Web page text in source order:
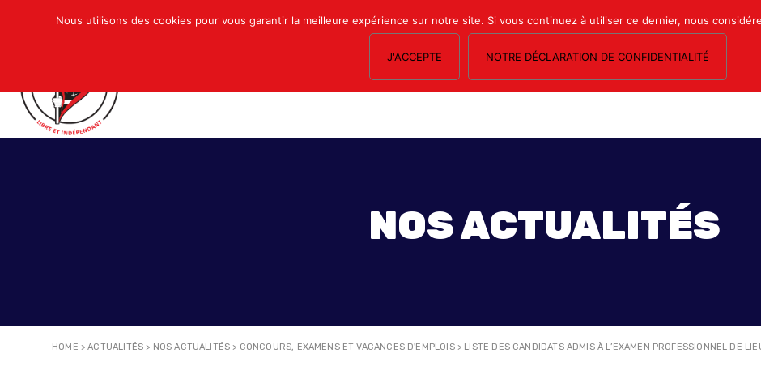
NOS SECTIONS LE MAGAZINE ESPACE ADHÉRENTS FORMATION SYNDICALE
NOS ACTUALITÉS
HOME >ACTUALITÉS > NOS ACTUALITÉS > CONCOURS, EXAMENS ET VACANCES D'EMPLOIS> LISTE DES CANDIDATS ADMIS À L’EXAMEN PROFESSIONNEL DE
Nous utilisons des cookies pour vous garantir la meilleure expérience sur notre site. Si vous continuez à utiliser ce dernier, nous
J'ACCEPTE NOTRE DÉCLARATION DE CONFIDENTIALITÉ